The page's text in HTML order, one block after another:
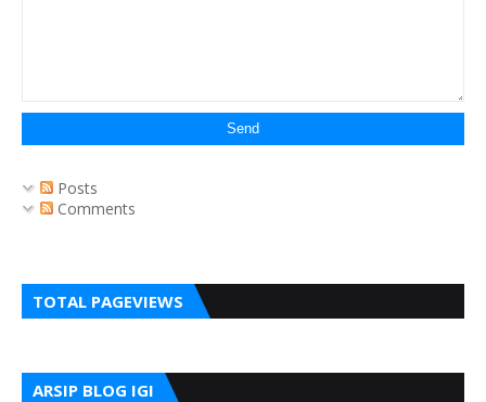
Posts
Comments
TOTAL PAGEVIEWS
ARSIP BLOG IGI